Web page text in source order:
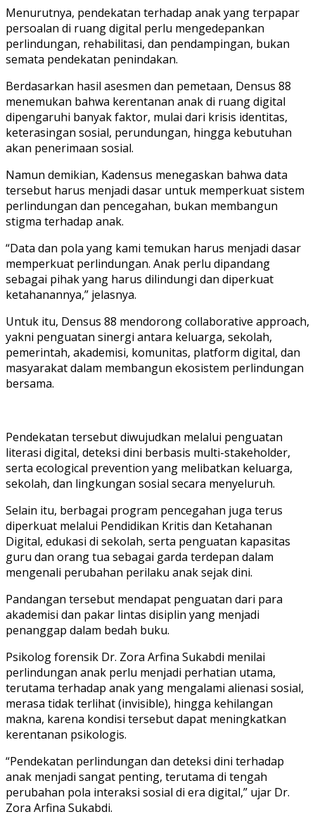
Menurutnya, pendekatan terhadap anak yang terpapar
persoalan di ruang digital perlu mengedepankan
perlindungan, rehabilitasi, dan pendampingan, bukan
semata pendekatan penindakan.
Berdasarkan hasil asesmen dan pemetaan, Densus 88
menemukan bahwa kerentanan anak di ruang digital
dipengaruhi banyak faktor, mulai dari krisis identitas,
keterasingan sosial, perundungan, hingga kebutuhan
akan penerimaan sosial.
Namun demikian, Kadensus menegaskan bahwa data
tersebut harus menjadi dasar untuk memperkuat sistem
perlindungan dan pencegahan, bukan membangun
stigma terhadap anak.
“Data dan pola yang kami temukan harus menjadi dasar
memperkuat perlindungan. Anak perlu dipandang
sebagai pihak yang harus dilindungi dan diperkuat
ketahanannya,” jelasnya.
Untuk itu, Densus 88 mendorong collaborative approach,
yakni penguatan sinergi antara keluarga, sekolah,
pemerintah, akademisi, komunitas, platform digital, dan
masyarakat dalam membangun ekosistem perlindungan
bersama.
Pendekatan tersebut diwujudkan melalui penguatan
literasi digital, deteksi dini berbasis multi-stakeholder,
serta ecological prevention yang melibatkan keluarga,
sekolah, dan lingkungan sosial secara menyeluruh.
Selain itu, berbagai program pencegahan juga terus
diperkuat melalui Pendidikan Kritis dan Ketahanan
Digital, edukasi di sekolah, serta penguatan kapasitas
guru dan orang tua sebagai garda terdepan dalam
mengenali perubahan perilaku anak sejak dini.
Pandangan tersebut mendapat penguatan dari para
akademisi dan pakar lintas disiplin yang menjadi
penanggap dalam bedah buku.
Psikolog forensik Dr. Zora Arfina Sukabdi menilai
perlindungan anak perlu menjadi perhatian utama,
terutama terhadap anak yang mengalami alienasi sosial,
merasa tidak terlihat (invisible), hingga kehilangan
makna, karena kondisi tersebut dapat meningkatkan
kerentanan psikologis.
“Pendekatan perlindungan dan deteksi dini terhadap
anak menjadi sangat penting, terutama di tengah
perubahan pola interaksi sosial di era digital,” ujar Dr.
Zora Arfina Sukabdi.